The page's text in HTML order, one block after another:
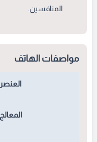
المنافسين.
مواصفات الهاتف
العنصر
المعالج